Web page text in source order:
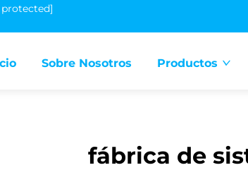
Sobre Nosotros Productos
fábrica de